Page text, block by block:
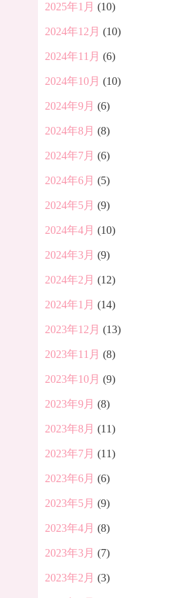
2025年1月 (10)
2024年12月 (10)
2024年11月 (6)
2024年10月 (10)
2024年9月 (6)
2024年8月 (8)
2024年7月 (6)
2024年6月 (5)
2024年5月 (9)
2024年4月 (10)
2024年3月 (9)
2024年2月 (12)
2024年1月 (14)
2023年12月 (13)
2023年11月 (8)
2023年10月 (9)
2023年9月 (8)
2023年8月 (11)
2023年7月 (11)
2023年6月 (6)
2023年5月 (9)
2023年4月 (8)
2023年3月 (7)
2023年2月 (3)